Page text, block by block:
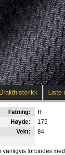
Drakthistorikk Liste
Fatning:
R
Høyde:
175
Vekt:
84
vanligvis forbindes